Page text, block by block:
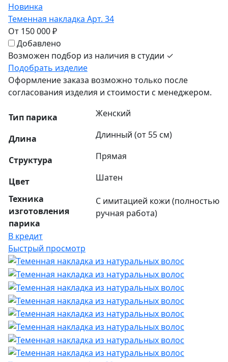
Новинка
Теменная накладка Арт. 34
От 150 000 ₽
Добавлено
Возможен подбор из наличия в студии ✓
Подобрать изделие
Оформление заказа возможно только после
согласования изделия и стоимости с менеджером.
Тип парика Женский
Длина Длинный (от 55 см)
Структура Прямая
Цвет
Шатен
Техника
изготовления
парика
С имитацией кожи (полностью
ручная работа)
В кредит
Быстрый просмотр